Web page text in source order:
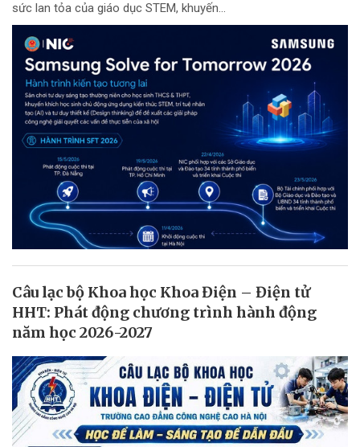
sức lan tỏa của giáo dục STEM, khuyến...
Câu lạc bộ Khoa học Khoa Điện – Điện tử
HHT: Phát động chương trình hành động
năm học 2026-2027